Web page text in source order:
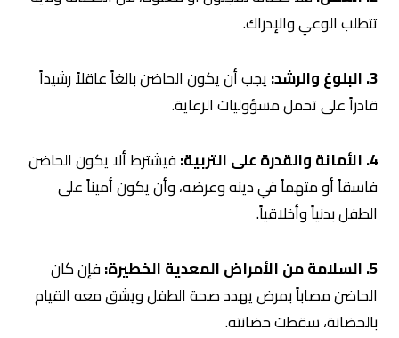
تتطلب الوعي والإدراك.
3. البلوغ والرشد:
يجب أن يكون الحاضن بالغاً عاقلاً رشيداً
قادراً على تحمل مسؤوليات الرعاية.
4. الأمانة والقدرة على التربية:
فيشترط ألا يكون الحاضن
فاسقاً أو متهماً في دينه وعرضه، وأن يكون أميناً على
الطفل بدنياً وأخلاقياً.
5. السلامة من الأمراض المعدية الخطيرة:
فإن كان
الحاضن مصاباً بمرض يهدد صحة الطفل ويشق معه القيام
بالحضانة، سقطت حضانته.